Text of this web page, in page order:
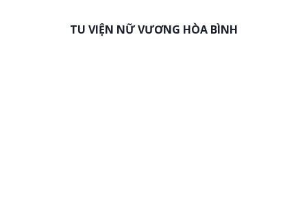
TU VIỆN NỮ VƯƠNG HÒA BÌNH